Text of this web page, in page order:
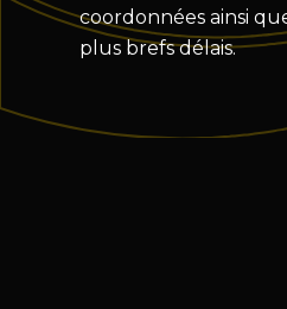
coordonnées ainsi
plus brefs délais.